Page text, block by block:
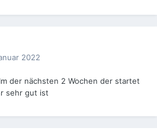
2022
der nächsten 2 Wochen der startet
sehr gut ist